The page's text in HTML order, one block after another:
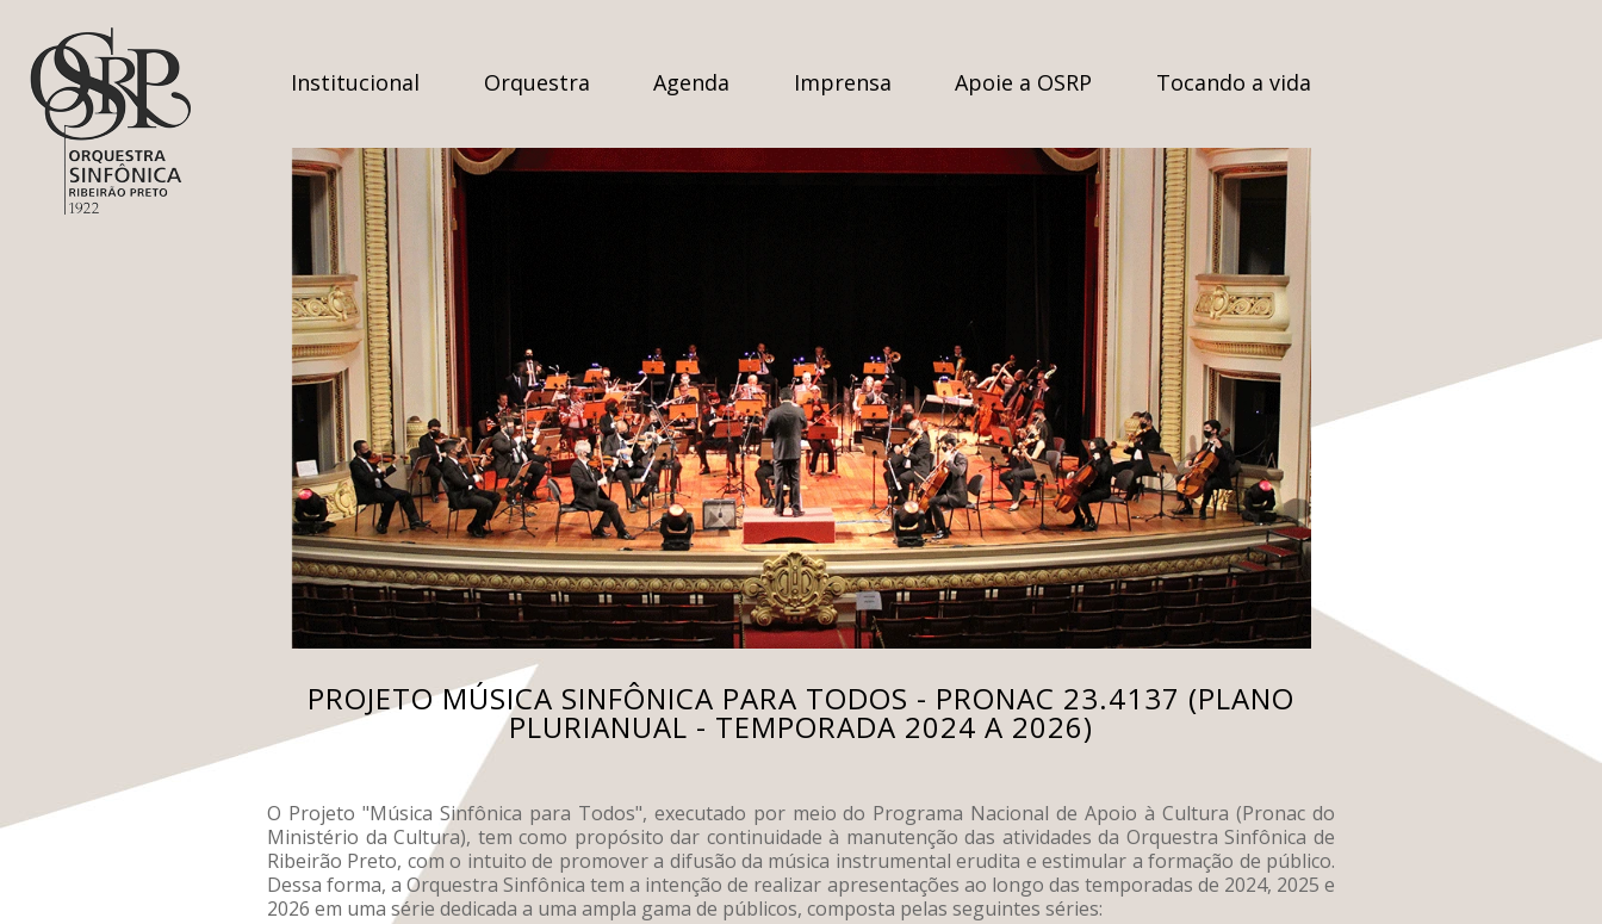
Institucional Orquestra Agenda Imprensa Apoie a OSRP Tocando a vida
PROJETO MÚSICA SINFÔNICA PARA TODOS - PRONAC 23.4137 (PLANO
PLURIANUAL - TEMPORADA 2024 A 2026)
O Projeto "Música Sinfônica para Todos", executado por meio do Programa Nacional de Apoio à Cultura (Pronac do
Ministério da Cultura), tem como propósito dar continuidade à manutenção das atividades da Orquestra Sinfônica de
Ribeirão Preto, com o intuito de promover a difusão da música instrumental erudita e estimular a formação de público.
Dessa forma, a Orquestra Sinfônica tem a intenção de realizar apresentações ao longo das temporadas de 2024, 2025 e
2026 em uma série dedicada a uma ampla gama de públicos, composta pelas seguintes séries: